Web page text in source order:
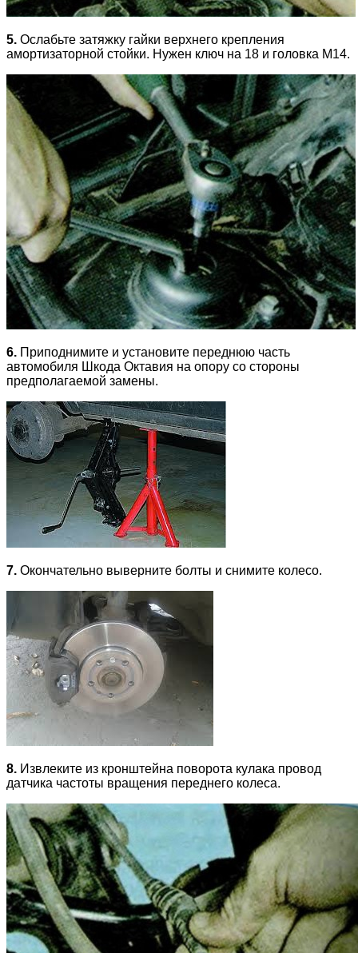
5. Ослабьте затяжку гайки верхнего крепления
амортизаторной стойки. Нужен ключ на 18 и головка М14.
6. Приподнимите и установите переднюю часть
автомобиля Шкода Октавия на опору со стороны
предполагаемой замены.
7. Окончательно выверните болты и снимите колесо.
8. Извлеките из кронштейна поворота кулака провод
датчика частоты вращения переднего колеса.